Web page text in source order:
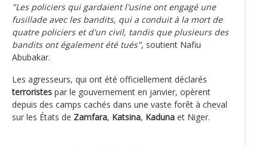
"Les policiers qui gardaient l'usine ont engagé une
fusillade avec les bandits, qui a conduit à la mort de
quatre policiers et d'un civil, tandis que plusieurs des
bandits ont également été tués", soutient Nafiu
Abubakar.
Les agresseurs, qui ont été officiellement déclarés
terroristes par le gouvernement en janvier, opèrent
depuis des camps cachés dans une vaste forêt à cheval
sur les États de Zamfara, Katsina, Kaduna et Niger.